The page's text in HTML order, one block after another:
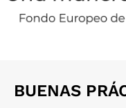
BUENAS